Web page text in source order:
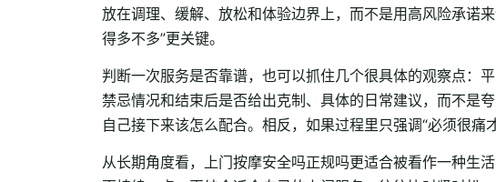
放在调理、缓解、放松和体验边界上，而不是用高风险承诺
得多不多”更关键。
判断一次服务是否靠谱，也可以抓住几个很具体的观察点：
禁忌情况和结束后是否给出克制、具体的日常建议，而不是
自己接下来该怎么配合。相反，如果过程里只强调“必须很痛
从长期角度看，上门按摩安全吗正规吗更适合被看作一种生